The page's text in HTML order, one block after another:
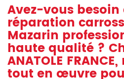
Avez-vous
réparation
Mazarin
haute qualité ?
ANATOLE
tout en œuvre